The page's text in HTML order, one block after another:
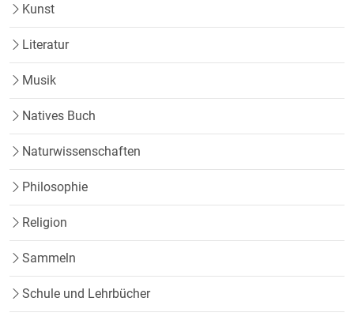
Kunst
Literatur
Musik
Natives Buch
Naturwissenschaften
Philosophie
Religion
Sammeln
Schule und Lehrbücher